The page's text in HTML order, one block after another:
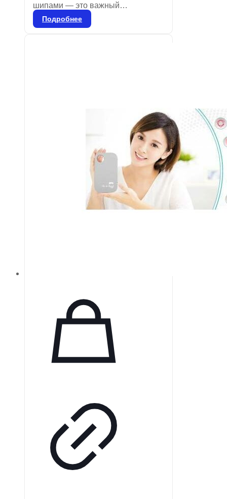
шипами — это важный
инструмент в стоматологии,
области эндодонтии, предлагает
качественные решения для
повышения безопасности и
эффективности
стоматологической практики.
Колючая протяжка представляет
Подробнее